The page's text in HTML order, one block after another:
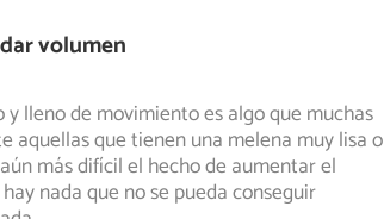
volumen
lleno de movimiento es algo que muchas
aquellas que tienen una melena muy lisa o
más difícil el hecho de aumentar el
nada que no se pueda conseguir